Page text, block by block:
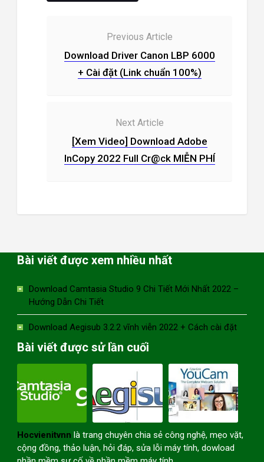
Previous Article
Download Driver Canon LBP 6000
+ Cài đặt (Link chuẩn 100%)
Next Article
[Xem Video] Download Adobe
InCopy 2022 Full Cr@ck MIỄN PHÍ
Bài viết được xem nhiều nhất
Download Camtasia Studio 9 Chi Tiết Mới Nhất 2022 –
Hướng Dẫn Chi Tiết
Download Aegisub 3.2.2 vĩnh viễn 2022 + Cách cài đặt
Bài viết được sử lần cuối
Hocvienitvnn là trang chuyên chia sẻ công nghệ, mẹo vặt,
cộng đồng, thảo luận, hỏi đáp, sửa lỗi máy tính, dowload